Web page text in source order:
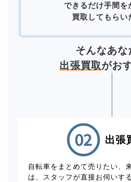
できるだけ手間を
買取してもらい
そんなあな
出張買取がお
出張
自転車をまとめて売りたい、
は、スタッフが直接お伺いす